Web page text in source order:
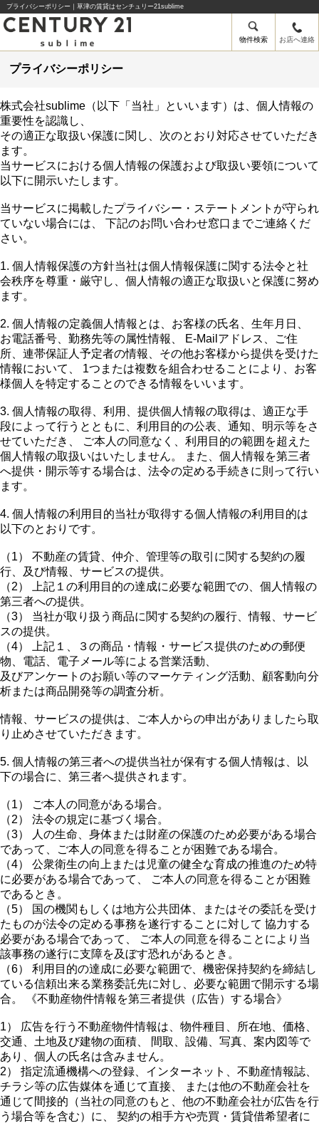
プライバシーポリシー｜草津の賃貸はセンチュリー21sublime
物件検索 お店へ連絡
プライバシーポリシー
株式会社sublime（以下「当社」といいます）は、個人情報の
重要性を認識し、
その適正な取扱い保護に関し、次のとおり対応させていただき
ます。
当サービスにおける個人情報の保護および取扱い要領について
以下に開示いたします。
当サービスに掲載したプライバシー・ステートメントが守られ
ていない場合には、 下記のお問い合わせ窓口までご連絡くだ
さい。
1. 個人情報保護の方針当社は個人情報保護に関する法令と社
会秩序を尊重・厳守し、個人情報の適正な取扱いと保護に努め
ます。
2. 個人情報の定義個人情報とは、お客様の氏名、生年月日、
お電話番号、勤務先等の属性情報、 E-Mailアドレス、ご住
所、連帯保証人予定者の情報、その他お客様から提供を受けた
情報において、 1つまたは複数を組合わせることにより、お客
様個人を特定することのできる情報をいいます。
3. 個人情報の取得、利用、提供個人情報の取得は、適正な手
段によって行うとともに、利用目的の公表、通知、明示等をさ
せていただき、 ご本人の同意なく、利用目的の範囲を超えた
個人情報の取扱いはいたしません。 また、個人情報を第三者
へ提供・開示等する場合は、法令の定める手続きに則って行い
ます。
4. 個人情報の利用目的当社が取得する個人情報の利用目的は
以下のとおりです。
（1） 不動産の賃貸、仲介、管理等の取引に関する契約の履
行、及び情報、サービスの提供。
（2） 上記１の利用目的の達成に必要な範囲での、個人情報の
第三者への提供。
（3） 当社が取り扱う商品に関する契約の履行、情報、サービ
スの提供。
（4） 上記１、３の商品・情報・サービス提供のための郵便
物、電話、電子メール等による営業活動、
及びアンケートのお願い等のマーケティング活動、顧客動向分
析または商品開発等の調査分析。
情報、サービスの提供は、ご本人からの申出がありましたら取
り止めさせていただきます。
5. 個人情報の第三者への提供当社が保有する個人情報は、以
下の場合に、第三者へ提供されます。
（1） ご本人の同意がある場合。
（2） 法令の規定に基づく場合。
（3） 人の生命、身体または財産の保護のため必要がある場合
であって、ご本人の同意を得ることが困難である場合。
（4） 公衆衛生の向上または児童の健全な育成の推進のため特
に必要がある場合であって、 ご本人の同意を得ることが困難
であるとき。
（5） 国の機関もしくは地方公共団体、またはその委託を受け
たものが法令の定める事務を遂行することに対して 協力する
必要がある場合であって、 ご本人の同意を得ることにより当
該事務の遂行に支障を及ぼす恐れがあるとき。
（6） 利用目的の達成に必要な範囲で、機密保持契約を締結し
ている信頼出来る業務委託先に対し、必要な範囲で開示する場
合。 《不動産物件情報を第三者提供（広告）する場合》
1） 広告を行う不動産物件情報は、物件種目、所在地、価格、
交通、土地及び建物の面積、 間取、設備、写真、案内図等で
あり、個人の氏名は含みません。
2） 指定流通機構への登録、インターネット、不動産情報誌、
チラシ等の広告媒体を通じて直接、 または他の不動産会社を
通じて間接的（当社の同意のもと、他の不動産会社が広告を行
う場合等を含む）に、 契約の相手方や売買・賃貸借希望者に